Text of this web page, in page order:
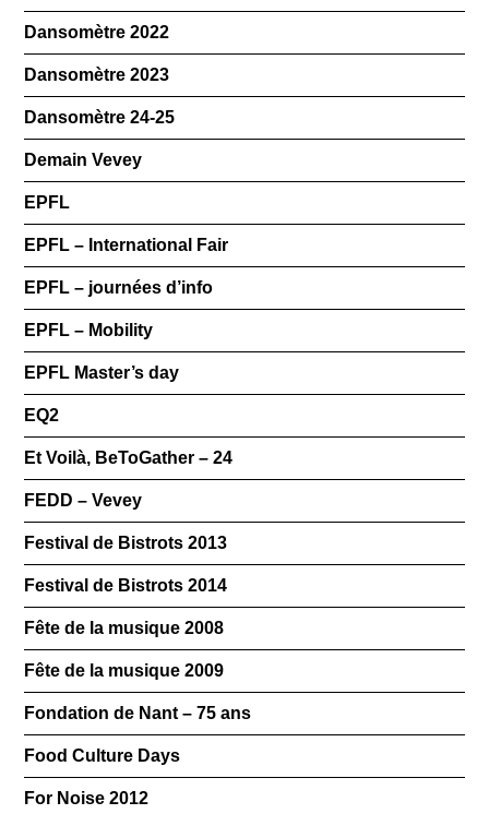
Dansomètre 2022
Dansomètre 2023
Dansomètre 24-25
Demain Vevey
EPFL
EPFL – International Fair
EPFL – journées d’info
EPFL – Mobility
EPFL Master’s day
EQ2
Et Voilà, BeToGather – 24
FEDD – Vevey
Festival de Bistrots 2013
Festival de Bistrots 2014
Fête de la musique 2008
Fête de la musique 2009
Fondation de Nant – 75 ans
Food Culture Days
For Noise 2012